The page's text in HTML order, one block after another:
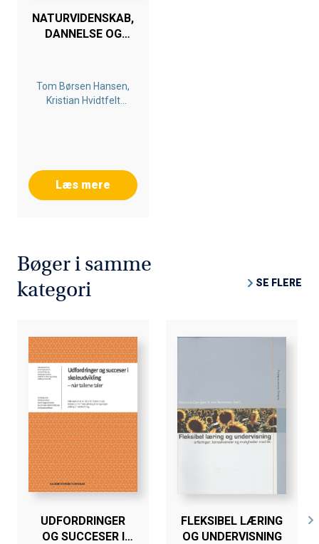
NATURVIDENSKAB,
DANNELSE OG
Tom Børsen Hansen,
Kristian Hvidtfelt
Læs mere
Bøger i samme
kategori
SE FLERE
UDFORDRINGER
OG SUCCESER I
FLEKSIBEL LÆRING
OG UNDERVISNING